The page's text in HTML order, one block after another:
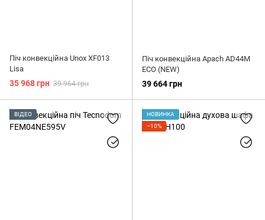
Піч конвекційна Unox XF013
Lisa
35 968 грн 39 964 грн
Піч конвекційна Apach AD44M
ECO (NEW)
39 664 грн
ВІДЕО
НОВИНКА
−10%